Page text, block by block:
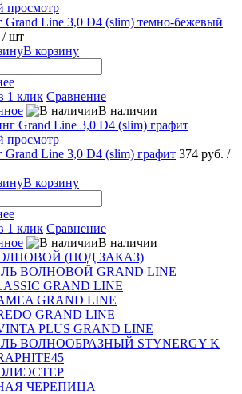
просмотр
Grand Line 3,0 D4 (slim) темно-бежевый
/ шт
В корзину
1 клик Сравнение
В наличии
просмотр
Grand Line 3,0 D4 (slim) графит 374 руб. /
В корзину
1 клик Сравнение
В наличии
(ПОД ЗАКАЗ)
ВОЛНОВОЙ GRAND LINE
GRAND LINE
GRAND LINE
GRAND LINE
PLUS GRAND LINE
ВОЛНООБРАЗНЫЙ STYNERGY K
ЧЕРЕПИЦА